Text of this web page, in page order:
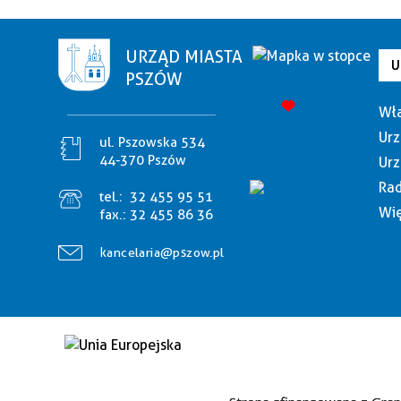
URZĄD MIASTA
PSZÓW
ul. Pszowska 534
44-370 Pszów
tel.: 32 455 95 51
fax.: 32 455 86 36
kancelaria@pszow.pl